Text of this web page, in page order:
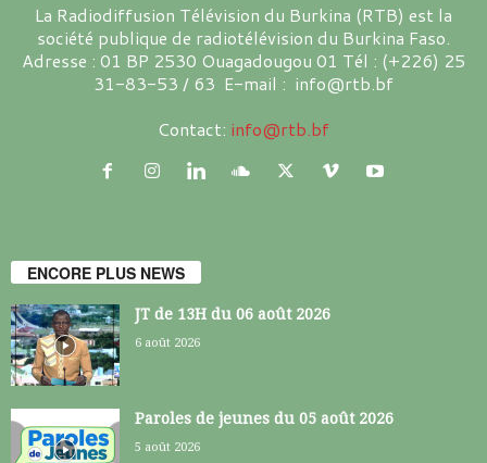
La Radiodiffusion Télévision du Burkina (RTB) est la
société publique de radiotélévision du Burkina Faso.
Adresse : 01 BP 2530 Ouagadougou 01 Tél : (+226) 25
31-83-53 / 63 E-mail : info@rtb.bf
Contact: info@rtb.bf
ENCORE PLUS NEWS
JT de 13H du 06 août 2026
6 août 2026
Paroles de jeunes du 05 août 2026
5 août 2026